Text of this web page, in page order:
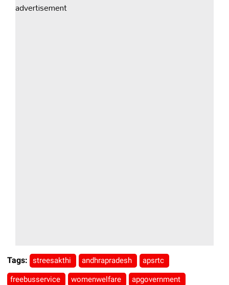
advertisement
Tags: streesakthi andhrapradesh apsrtc
freebusservice womenwelfare apgovernment